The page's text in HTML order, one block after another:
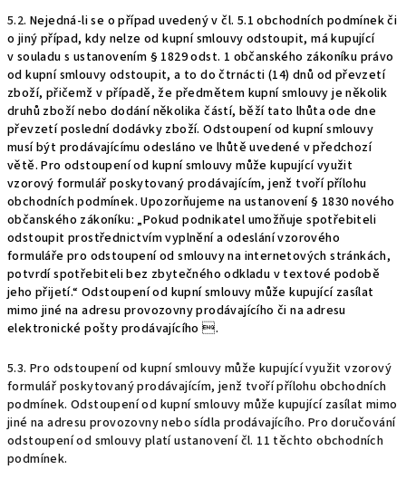
5.2. Nejedná-li se o případ uvedený v čl. 5.1 obchodních podmínek či
o jiný případ, kdy nelze od kupní smlouvy odstoupit, má kupující
v souladu s ustanovením § 1829 odst. 1 občanského zákoníku právo
od kupní smlouvy odstoupit, a to do čtrnácti (14) dnů od převzetí
zboží, přičemž v případě, že předmětem kupní smlouvy je několik
druhů zboží nebo dodání několika částí, běží tato lhůta ode dne
převzetí poslední dodávky zboží. Odstoupení od kupní smlouvy
musí být prodávajícímu odesláno ve lhůtě uvedené v předchozí
větě. Pro odstoupení od kupní smlouvy může kupující využit
vzorový formulář poskytovaný prodávajícím, jenž tvoří přílohu
obchodních podmínek. Upozorňujeme na ustanovení § 1830 nového
občanského zákoníku: „Pokud podnikatel umožňuje spotřebiteli
odstoupit prostřednictvím vyplnění a odeslání vzorového
formuláře pro odstoupení od smlouvy na internetových stránkách,
potvrdí spotřebiteli bez zbytečného odkladu v textové podobě
jeho přijetí.“Odstoupení od kupní smlouvy může kupující zasílat
mimo jiné na adresu provozovny prodávajícího či na adresu
elektronické pošty prodávajícího.
5.3. Pro odstoupení od kupní smlouvy může kupující využit vzorový
formulář poskytovaný prodávajícím, jenž tvoří přílohu obchodních
podmínek. Odstoupení od kupní smlouvy může kupující zasílat mimo
jiné na adresu provozovny nebo sídla prodávajícího. Pro doručování
odstoupení od smlouvy platí ustanovení čl. 11 těchto obchodních
podmínek.